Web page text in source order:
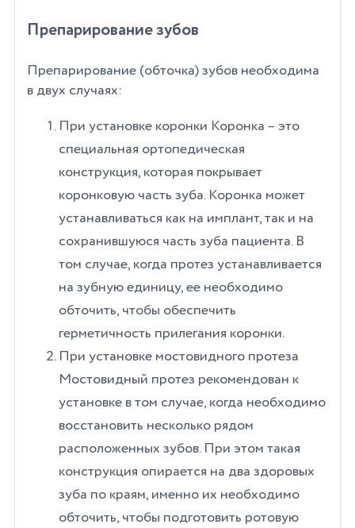
Препарирование зубов
Препарирование (обточка) зубов необходима
в двух случаях:
При установке коронки Коронка – это
специальная ортопедическая
конструкция, которая покрывает
коронковую часть зуба. Коронка может
устанавливаться как на имплант, так и на
сохранившуюся часть зуба пациента. В
том случае, когда протез устанавливается
на зубную единицу, ее необходимо
обточить, чтобы обеспечить
герметичность прилегания коронки.
При установке мостовидного протеза
Мостовидный протез рекомендован к
установке в том случае, когда необходимо
восстановить несколько рядом
расположенных зубов. При этом такая
конструкция опирается на два здоровых
зуба по краям, именно их необходимо
обточить, чтобы подготовить ротовую